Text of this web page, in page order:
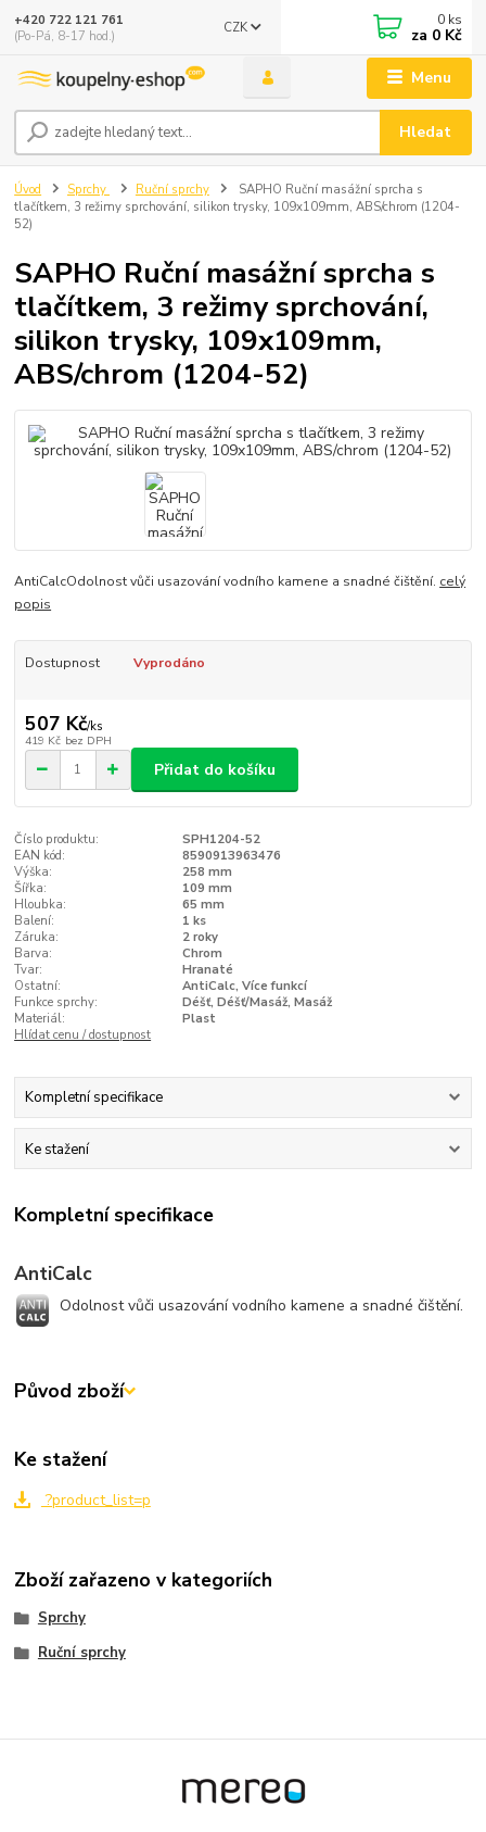
Menu
CZK
Hledat
+420 722 121 761
(Po-Pá, 8-17 hod.)
0 ks
za 0 Kč
Úvod Sprchy Ruční sprchy
SAPHO Ruční masážní sprcha s
tlačítkem, 3 režimy sprchování, silikon trysky, 109x109mm, ABS/chrom (1204-
52)
SAPHO Ruční masážní sprcha s
tlačítkem, 3 režimy sprchování,
silikon trysky, 109x109mm,
ABS/chrom (1204-52)
AntiCalcOdolnost vůči usazování vodního kamene a snadné čištění. celý
popis
Dostupnost Vyprodáno
507 Kč/ks
419 Kč bez DPH
Přidat do košíku
Číslo produktu:
SPH1204-52
EAN kód:
8590913963476
Výška:
258 mm
Šířka:
109 mm
Hloubka:
65 mm
Balení:
1 ks
Záruka:
2 roky
Barva:
Chrom
Tvar:
Hranaté
Ostatní:
AntiCalc, Více funkcí
Funkce sprchy:
Déšť, Déšť/Masáž, Masáž
Materiál:
Plast
Hlídat cenu / dostupnost
Kompletní specifikace
Ke stažení
Kompletní specifikace
AntiCalc
Odolnost vůči usazování vodního kamene a snadné čištění.
Původ zboží
Ke stažení
?product_list=p
Zboží zařazeno v kategoriích
Sprchy
Ruční sprchy